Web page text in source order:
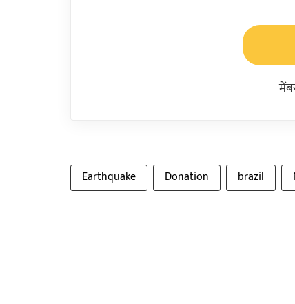
Earthquake Donation brazil